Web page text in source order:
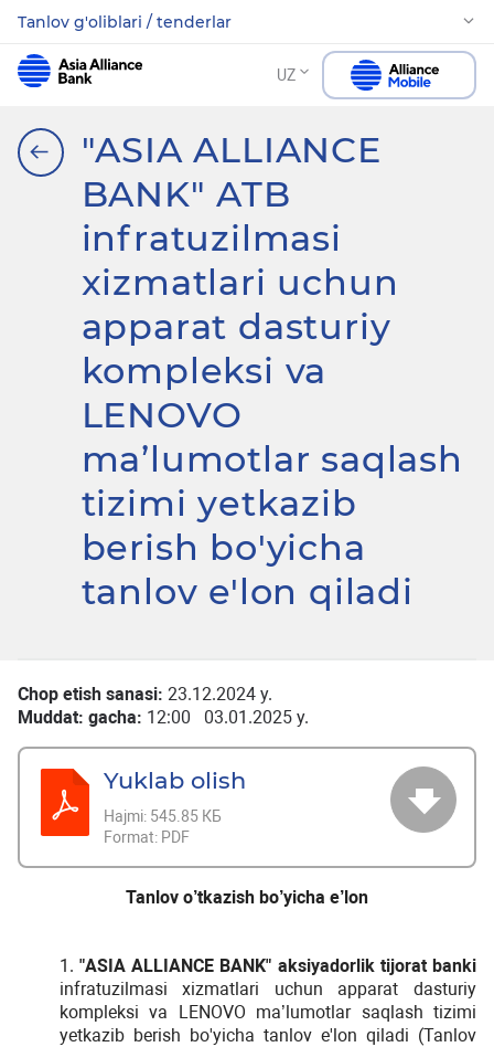
Tanlov g'oliblari / tenderlar
UZ
"ASIA ALLIANCE
BANK" ATB
infratuzilmasi
xizmatlari uchun
apparat dasturiy
kompleksi va
LENOVO
ma’lumotlar saqlash
tizimi yetkazib
berish bo'yicha
tanlov e'lon qiladi
Chop etish sanasi: 23.12.2024 y.
Muddat: gacha: 12:00 03.01.2025 y.
Yuklab olish
Hajmi: 545.85 КБ
Format: PDF
Tanlov o’tkazish bo’yicha e’lon
1. "ASIA ALLIANCE BANK" aksiyadorlik tijorat banki
infratuzilmasi
xizmatlari uchun apparat
dasturiy
kompleksi va LENOVO ma’lumotlar saqlash tizimi
yetkazib berish bo'yicha tanlov e'lon qiladi (Tanlov